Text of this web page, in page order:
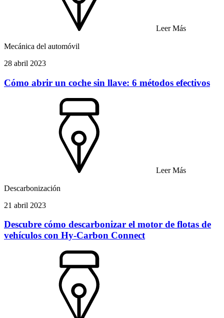
Leer Más
Mecánica del automóvil
28 abril 2023
Cómo abrir un coche sin llave: 6 métodos efectivos
Leer Más
Descarbonización
21 abril 2023
Descubre cómo descarbonizar el motor de flotas de
vehículos con Hy-Carbon Connect